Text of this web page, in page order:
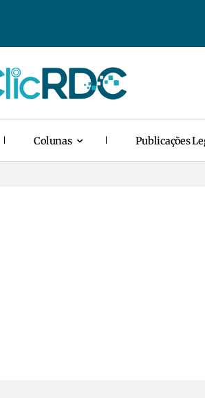
Colunas Publicações